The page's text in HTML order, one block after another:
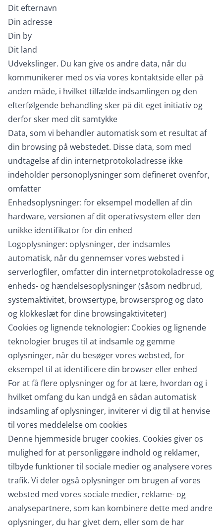
Dit efternavn
Din adresse
Din by
Dit land
Udvekslinger. Du kan give os andre data, når du
kommunikerer med os via vores kontaktside eller på
anden måde, i hvilket tilfælde indsamlingen og den
efterfølgende behandling sker på dit eget initiativ og
derfor sker med dit samtykke
Data, som vi behandler automatisk som et resultat af
din browsing på webstedet. Disse data, som med
undtagelse af din internetprotokoladresse ikke
indeholder personoplysninger som defineret ovenfor,
omfatter
Enhedsoplysninger: for eksempel modellen af din
hardware, versionen af dit operativsystem eller den
unikke identifikator for din enhed
Logoplysninger: oplysninger, der indsamles
automatisk, når du gennemser vores websted i
serverlogfiler, omfatter din internetprotokoladresse og
enheds- og hændelsesoplysninger (såsom nedbrud,
systemaktivitet, browsertype, browsersprog og dato
og klokkeslæt for dine browsingaktiviteter)
Cookies og lignende teknologier: Cookies og lignende
teknologier bruges til at indsamle og gemme
oplysninger, når du besøger vores websted, for
eksempel til at identificere din browser eller enhed
For at få flere oplysninger og for at lære, hvordan og i
hvilket omfang du kan undgå en sådan automatisk
indsamling af oplysninger, inviterer vi dig til at henvise
til vores meddelelse om cookies
Denne hjemmeside bruger cookies. Cookies giver os
mulighed for at personliggøre indhold og reklamer,
tilbyde funktioner til sociale medier og analysere vores
trafik. Vi deler også oplysninger om brugen af vores
websted med vores sociale medier, reklame- og
analysepartnere, som kan kombinere dette med andre
oplysninger, du har givet dem, eller som de har